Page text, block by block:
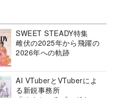
SWEET STEADY特集
雌伏の2025年から飛躍の
2026年への軌跡
AI VTuberとVTuberによ
る新鋭事務所